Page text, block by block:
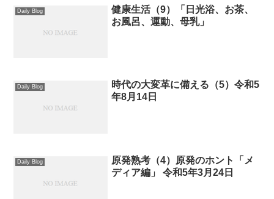
Daily Blog
健康生活（9）「日光浴、お茶、
お風呂、運動、母乳」
Daily Blog
時代の大変革に備える（5）令和5
年8月14日
Daily Blog
原発熟考（4）原発のホント「メ
ディア編」 令和5年3月24日